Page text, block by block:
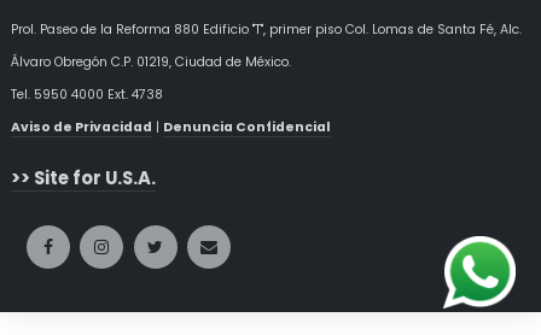
Prol. Paseo de la Reforma 880 Edificio "T", primer piso Col. Lomas de Santa Fé, Alc.
Álvaro ObregónC.P. 01219, Ciudad de México.
Tel. 5950 4000 Ext. 4738
Aviso de Privacidad | Denuncia Confidencial
>> Site for U.S.A.